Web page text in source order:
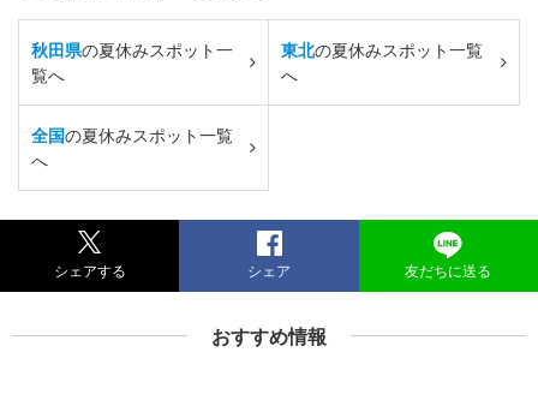
秋田県の夏休みスポット一
覧へ
東北の夏休みスポット一覧
へ
全国の夏休みスポット一覧
へ
シェアする シェア 友だちに送る
おすすめ情報